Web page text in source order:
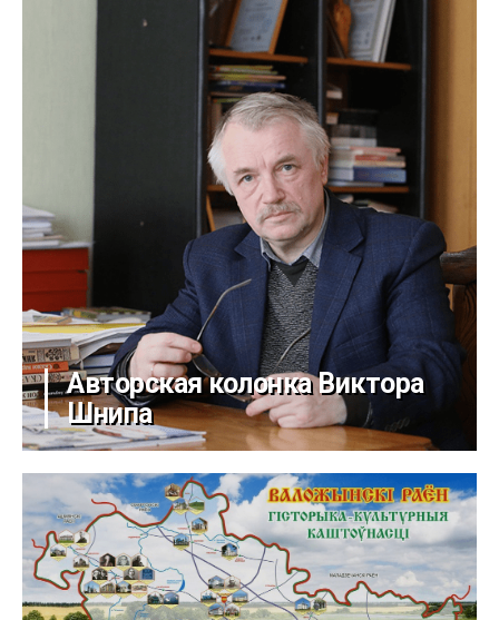
Авторская колонка Виктора
Шнипа